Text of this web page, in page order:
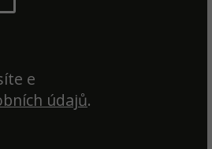
e
údajů.